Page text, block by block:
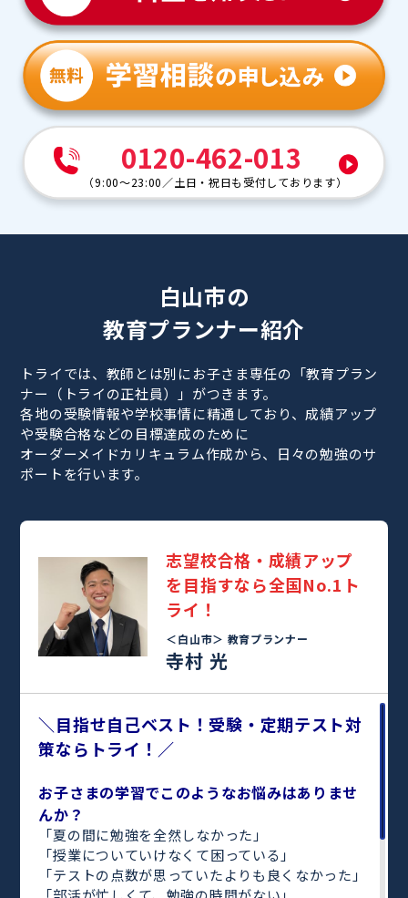
0120-462-013
（9:00～23:00 ／土日・祝日も受付しております）
白山市の
教育プランナー紹介
トライでは、教師とは別にお子さま専任の「教育プラン
ナー（トライの正社員）」がつきます。
各地の受験情報や学校事情に精通しており、成績アップ
や受験合格などの目標達成のために
オーダーメイドカリキュラム作成から、日々の勉強のサ
ポートを行います。
志望校合格・成績アップ
を目指すなら全国No.1ト
ライ！
＜白山市＞ 教育プランナー
寺村 光
＼目指せ自己ベスト！受験・定期テスト対
策ならトライ！／
お子さまの学習でこのようなお悩みはありませ
んか？
「夏の間に勉強を全然しなかった」
「授業についていけなくて困っている」
「テストの点数が思っていたよりも良くなかった」